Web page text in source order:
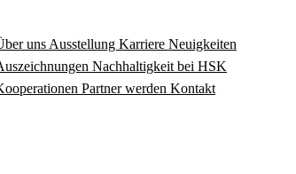
uns Ausstellung Karriere Neuigkeiten
Nachhaltigkeit bei HSK
Partner werden Kontakt